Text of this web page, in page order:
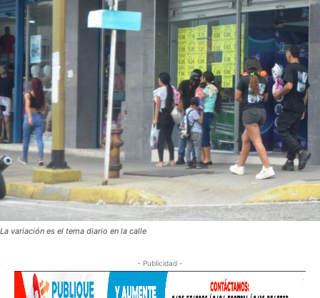
La variación es el tema diario en la calle
- Publicidad -